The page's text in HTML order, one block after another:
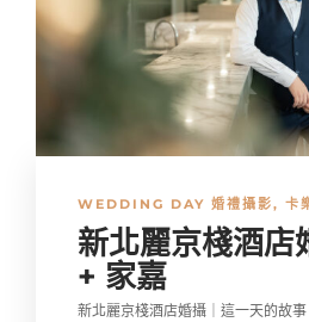
WEDDING DAY 婚禮攝影, 卡
新北麗京棧酒店
+ 家嘉
新北麗京棧酒店婚攝｜這一天的故